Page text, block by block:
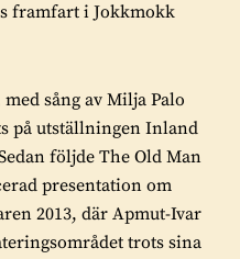
framfart i Jokkmokk
med sång av Milja Palo
på utställningen Inland
följde The Old Man
presentation om
2013, där Apmut-Ivar
trots sina